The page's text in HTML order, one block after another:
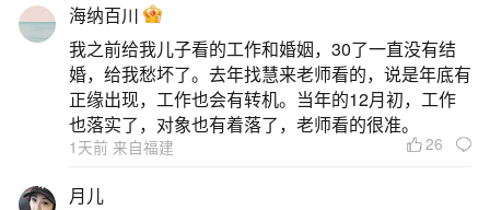
发图强固然辛苦，但充实的感觉也让自己很满足；
需要找个缓解压力的方式让自己放松，看场话剧会
是不错的选择；金钱上易遇朋友要你请客，花费在
所难免。梦见
2、梦见把别人扶起的预兆
海纳百川
我之前给我儿子看的工作和婚姻，30了一直没有结
婚，给我愁坏了。去年找慧来老师看的，说是年底有
正缘出现，工作也会有转机。当年的12月初，工作
也落实了，对象也有着落了，老师看的很准。
1天前 来自福建 26
月儿